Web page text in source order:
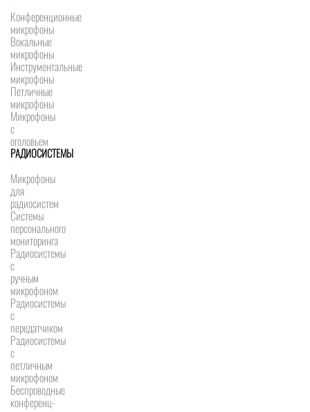
Конференционные
микрофоны
Вокальные
микрофоны
Инструментальные
микрофоны
Петличные
микрофоны
Микрофоны
с
оголовьем
РАДИОСИСТЕМЫ
Микрофоны
для
радиосистем
Системы
персонального
мониторинга
Радиосистемы
c
ручным
микрофоном
Радиосистемы
с
передатчиком
Радиосистемы
с
петличным
микрофоном
Беспроводные
конференц-